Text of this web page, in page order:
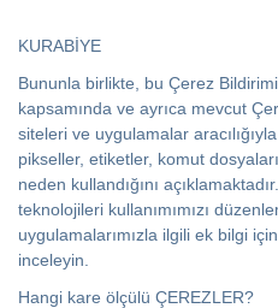
KURABİYE
Bununla birlikte, bu Çerez
kapsamında ve ayrıca mevcut
siteleri ve uygulamalar
pikseller, etiketler, komut
neden kullandığını
teknolojileri kullanımımızı
uygulamalarımızla ilgili ek bilgi
inceleyin.
Hangi kare ölçülü ÇEREZLER?